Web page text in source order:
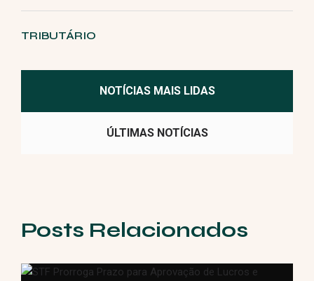
TRIBUTÁRIO
NOTÍCIAS MAIS LIDAS
ÚLTIMAS NOTÍCIAS
Posts Relacionados